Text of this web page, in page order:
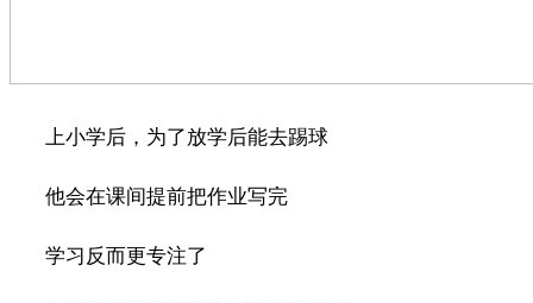
上小学后，为了放学后能去踢球
他会在课间提前把作业写完
学习反而更专注了